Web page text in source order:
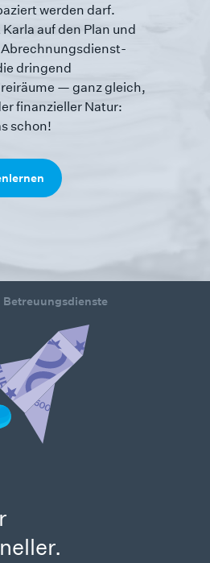
werden darf.
auf den Plan und
Abrechnungs­dienst­
dringend
— ganz gleich,
finanzieller Natur:
schon!
Betreuungsdienste